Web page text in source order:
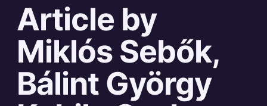
Article by
Miklós Sebők,
Bálint György